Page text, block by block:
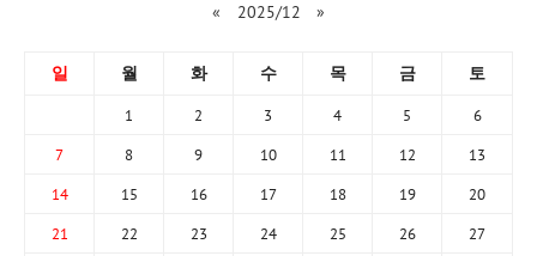
« 2025/12 »
일 월 화 수 목 금 토
1 2 3 4 5 6
7 8 9 10 11 12 13
14 15 16 17 18 19 20
21 22 23 24 25 26 27